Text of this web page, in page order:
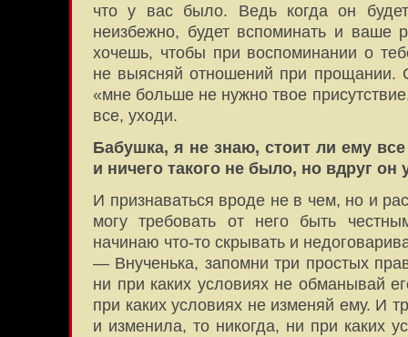
что у вас было. Ведь когда он
неизбежно, будет вспоминать и ваше
хочешь, чтобы при воспоминании о
не выясняй отношений при прощании.
«мне больше не нужно твое
все, уходи.
Бабушка, я не знаю, стоит ли ему
и ничего такого не было, но вдруг он
И признаваться вроде не в чем, но и
могу требовать от него быть
начинаю что-то скрывать и
— Внученька, запомни три простых
ни при каких условиях не обманывай
при каких условиях не изменяй ему. И
и изменила, то никогда, ни при каких